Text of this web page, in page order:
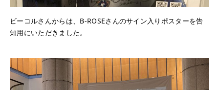
ビーコルさんからは、B-ROSEさんのサイン入りポスターを告
知用にいただきました。